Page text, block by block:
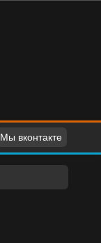
Мы вконтакте